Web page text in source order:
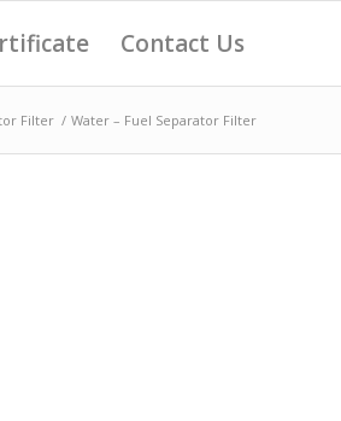
Contact Us
Filter / Water – Fuel Separator Filter